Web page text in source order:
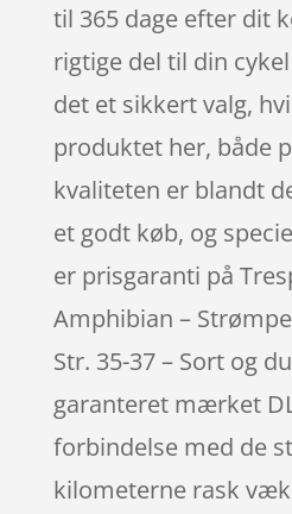
til 365 dage efter dit
rigtige del til din
det et sikkert valg,
produktet her, både
kvaliteten er blandt
et godt køb, og
er prisgaranti på
Amphibian –
Str. 35-37 – Sort og
garanteret mærket
forbindelse med de
kilometerne rask